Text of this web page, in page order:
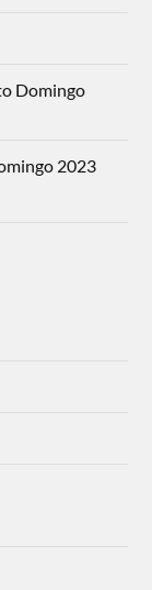
Domingo
2023